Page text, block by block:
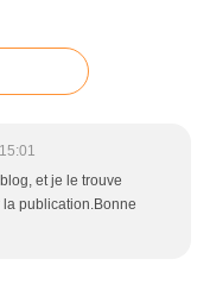
et je le trouve
publication.Bonne